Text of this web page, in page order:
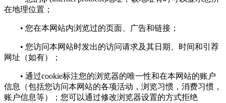
在地理位置；
• 您在本网站内浏览过的页面、广告和链接；
• 您访问本网站时发出的访问请求及其日期、时间和引荐
网址（如有）；
• 通过cookie标注您的浏览器的唯一性和在本网站的账户
信息（包括您访问本网站的各项活动，浏览习惯，消费习惯，
账户信息等）；您可以通过修改浏览器设置的方式拒绝